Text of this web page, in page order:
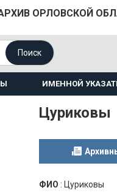
ОРЛОВСКОЙ
Поиск
ИМЕННОЙ
Цуриковы
ФИО : Цуриковы